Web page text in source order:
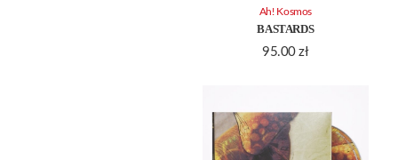
BASTARDS
95.00zł
Ah! Kosmos